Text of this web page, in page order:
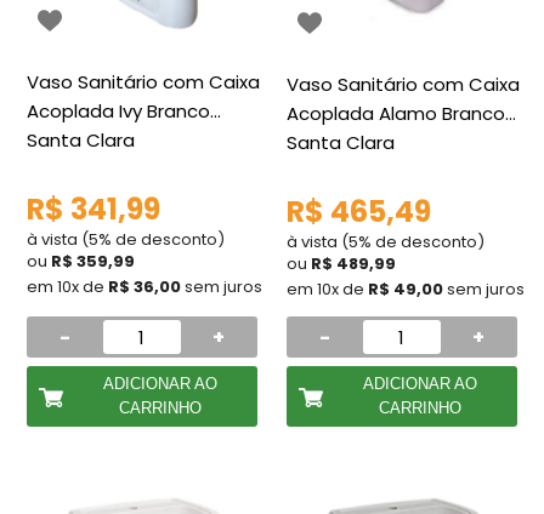
Vaso Sanitário com Caixa
Acoplada Ivy Branco
Santa Clara
R$ 341,99
à vista (5% de desconto)
ou R$ 359,99
em 10x de R$ 36,00sem juros
- +
ADICIONAR AO
CARRINHO
Vaso Sanitário com Caixa
Acoplada Alamo Branco
Santa Clara
R$ 465,49
à vista (5% de desconto)
ou R$ 489,99
em 10x de R$ 49,00sem juros
- +
ADICIONAR AO
CARRINHO